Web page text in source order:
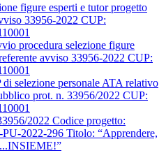
figure esperti e tutor progetto
33956-2022 CUP:
procedura selezione figure
avviso 33956-2022 CUP:
di selezione personale ATA relativo
prot. n. 33956/2022 CUP:
2022 Codice progetto:
2022-296 Titolo: “Apprendere,